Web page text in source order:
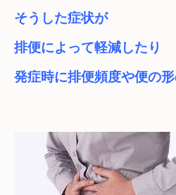
そうした症状が
排便によって軽減したり
発症時に排便頻度や便の